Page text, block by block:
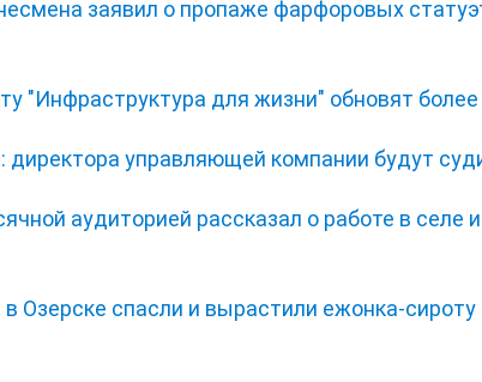
заявил о пропаже фарфоровых
"Инфраструктура для жизни" обновят более
управляющей компании будут
аудиторией рассказал о работе в селе
в Озерске спасли и вырастили ежонка‑сироту